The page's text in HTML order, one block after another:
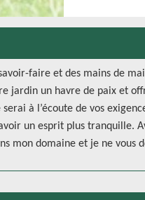
faire et des mains de
jardin un havre de paix et
à l’écoute de vos
un esprit plus tranquille.
mon domaine et je ne vous